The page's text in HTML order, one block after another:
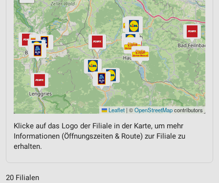
Leaflet | ©OpenStreetMapcontributors
Klicke auf das Logo der Filiale in der Karte, um mehr
Informationen (Öffnungszeiten & Route) zur Filiale zu
erhalten.
20 Filialen